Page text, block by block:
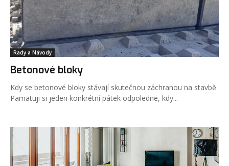
Rady a Návody
Betonové bloky
Kdy se betonové bloky stávají skutečnou záchranou na stavbě
Pamatuji si jeden konkrétní pátek odpoledne, kdy...